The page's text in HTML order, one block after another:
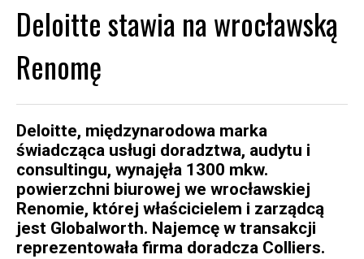
Deloitte stawia na wrocławską
Renomę
Deloitte, międzynarodowa marka
świadcząca usługi doradztwa, audytu i
consultingu, wynajęła 1300 mkw.
powierzchni biurowej we wrocławskiej
Renomie, której właścicielem i zarządcą
jest Globalworth. Najemcę w transakcji
reprezentowała firma doradcza Colliers.